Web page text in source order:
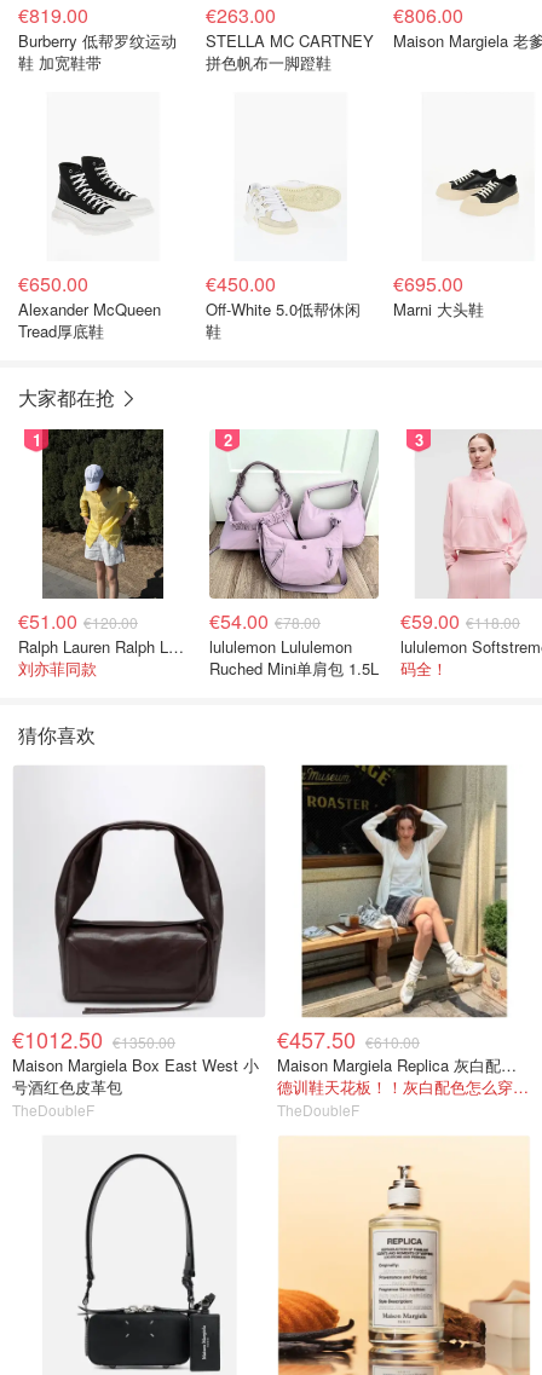
€819.00
Burberry 低帮罗纹运动
鞋 加宽鞋带
€263.00
STELLA MC CARTNEY
拼色帆布一脚蹬鞋
€806.00
Maison Margiela 老
€650.00
Alexander McQueen
Tread厚底鞋
€450.00
Off-White 5.0低帮休闲
鞋
€695.00
Marni 大头鞋
大家都在抢
1
€51.00 €120.00
Ralph Lauren Ralph Lauren 男童亚麻衬衫
刘亦菲同款
2
€54.00 €78.00
lululemon Lululemon
Ruched Mini单肩包 1.5L
3
€59.00 €118.00
码全！
猜你喜欢
€1012.50 €1350.00
Maison Margiela Box East West 小
号酒红色皮革包
TheDoubleF
€457.50 €610.00
Maison Margiela Replica 灰白配色休闲鞋
德训鞋天花板！！灰白配色怎么穿都高级
TheDoubleF